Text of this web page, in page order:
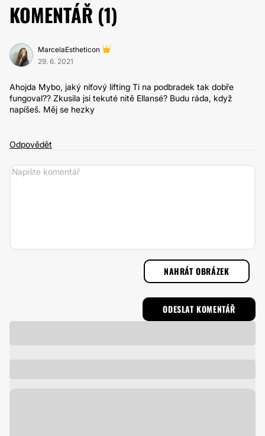
KOMENTÁŘ (1)
MarcelaEstheticon
29. 6. 2021
Ahojda Mybo, jaký níťový lifting Ti na podbradek tak dobře
fungoval?? Zkusila jsi tekuté nitě Ellansé? Budu ráda, když
napíšeš. Měj se hezky
Odpovědět
NAHRÁT OBRÁZEK